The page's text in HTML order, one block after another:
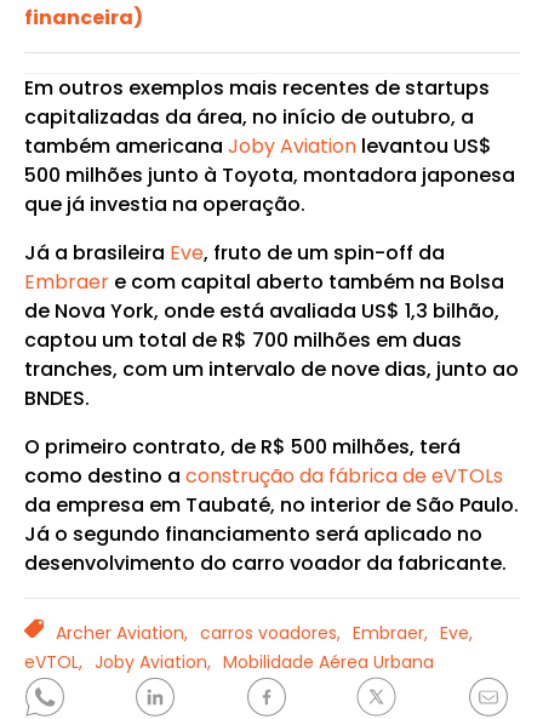
financeira)
Em outros exemplos mais recentes de startups
capitalizadas da área, no início de outubro, a
também americana Joby Aviationlevantou US$
500 milhões junto à Toyota, montadora japonesa
que já investia na operação.
Já a brasileira Eve, fruto de um spin-off da
Embraere com capital aberto também na Bolsa
de Nova York, onde está avaliada US$ 1,3 bilhão,
captou um total de R$ 700 milhões em duas
tranches, com um intervalo de nove dias, junto ao
BNDES.
O primeiro contrato, de R$ 500 milhões, terá
como destino a construção da fábrica de eVTOLs
da empresa em Taubaté, no interior de São Paulo.
Já o segundo financiamento será aplicado no
desenvolvimento do carro voador da fabricante.
TAGSArcher Aviation, carros voadores, Embraer, Eve,
eVTOL, Joby Aviation, Mobilidade Aérea Urbana